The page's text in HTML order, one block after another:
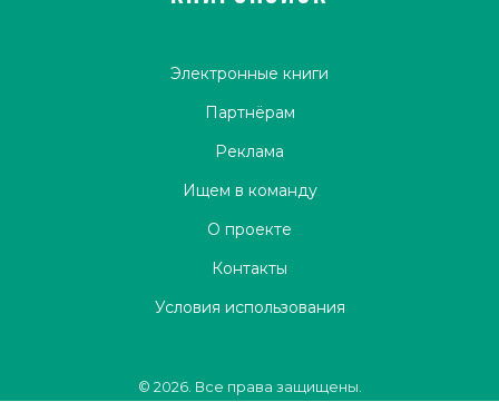
Электронные книги
Партнёрам
Реклама
Ищем в команду
О проекте
Контакты
Условия использования
© 2026. Все права защищены.